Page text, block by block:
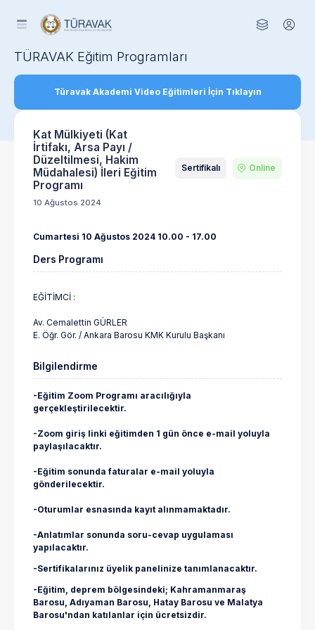
TÜRAVAK Eğitim Programları
Türavak Akademi Video Eğitimleri İçin Tıklayın
Kat Mülkiyeti (Kat
İrtifakı, Arsa Payı /
Düzeltilmesi, Hakim
Müdahalesi) İleri Eğitim
Programı
10 Ağustos 2024
Sertifikalı Online
Cumartesi 10 Ağustos 2024 10.00 - 17.00
Ders Programı
EĞİTİMCİ :
Av. Cemalettin GÜRLER
E. Öğr. Gör. / Ankara Barosu KMK Kurulu Başkanı
Bilgilendirme
-Eğitim Zoom Programı aracılığıyla
gerçekleştirilecektir.
-Zoom giriş linki eğitimden 1 gün önce e-mail yoluyla
paylaşılacaktır.
-Eğitim sonunda faturalar e-mail yoluyla
gönderilecektir.
-Oturumlar esnasında kayıt alınmamaktadır.
-Anlatımlar sonunda soru-cevap uygulaması
yapılacaktır.
-Sertifikalarınız üyelik panelinize tanımlanacaktır.
-Eğitim, deprem bölgesindeki; Kahramanmaraş
Barosu, Adıyaman Barosu, Hatay Barosu ve Malatya
Barosu'ndan katılanlar için ücretsizdir.